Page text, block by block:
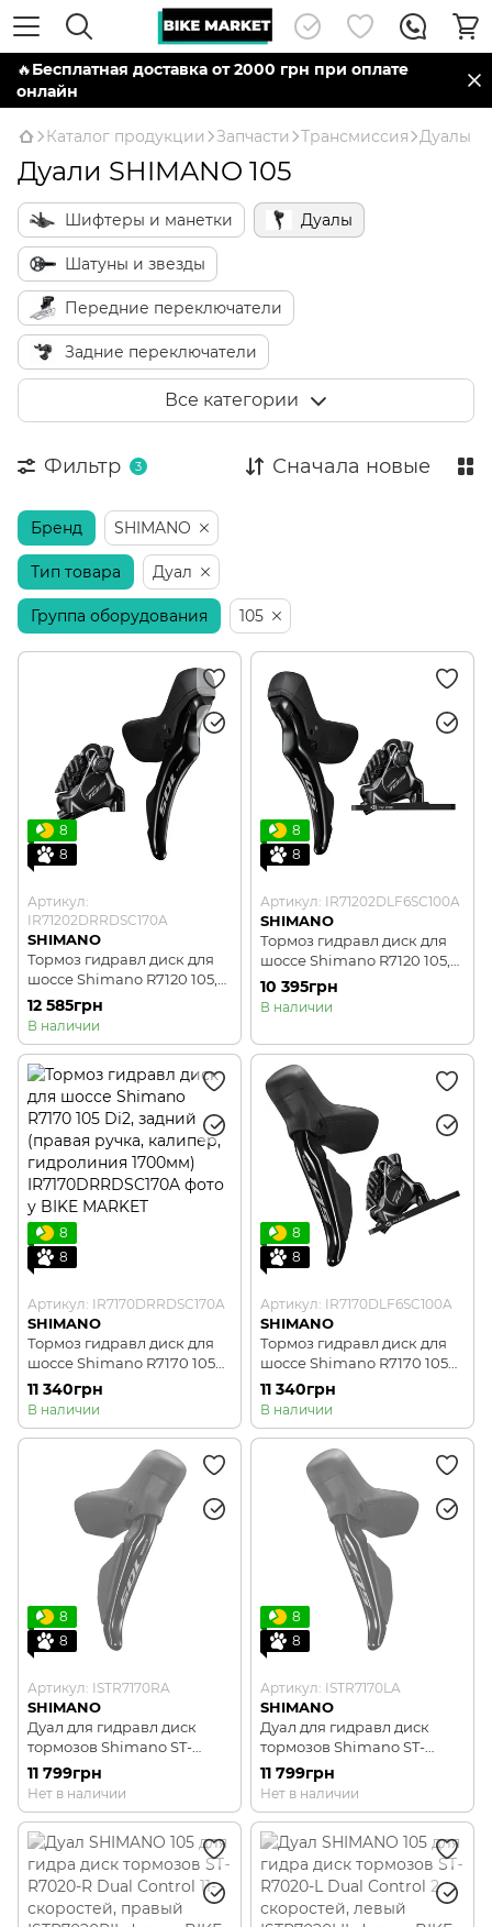
🔥Бесплатная доставка от 2000 грн при оплате
онлайн
Каталог продукции Запчасти Трансмиссия Дуалы
Дуали SHIMANO 105
Шифтеры и манетки Дуалы
Шатуны и звезды
Передние переключатели
Задние переключатели
Кассеты и трещотки Цепь
Тросы и рубашки переключения
Компоненты Di2 и AXS
Все категории
Фильтр 3 Сначала новые
Бренд SHIMANO
Тип товара Дуал
Группа оборудования 105
8
8
Артикул:
IR71202DRRDSC170A
SHIMANO
Тормоз гидравл диск для
шоссе Shimano R7120 105,
задний (правая ручка,
калипер, гидролиния
12 585грн
В наличии
8
8
Артикул: IR71202DLF6SC100A
SHIMANO
Тормоз гидравл диск для
шоссе Shimano R7120 105,
передний (левая ручка,
калипер, гидролиния
10 395грн
В наличии
8
8
Артикул: IR7170DRRDSC170A
SHIMANO
Тормоз гидравл диск для
шоссе Shimano R7170 105
Di2, задний (правая ручка,
калипер, гидролиния
11 340грн
В наличии
8
8
Артикул: IR7170DLF6SC100A
SHIMANO
Тормоз гидравл диск для
шоссе Shimano R7170 105
Di2, передний (левая
ручка, калипер,
11 340грн
В наличии
8
8
Артикул: ISTR7170RA
SHIMANO
Дуал для гидравл диск
тормозов Shimano ST-
R7170-R 105 Di2
беспроводной, 12-быстрый,
11 799грн
Нет в наличии
8
8
Артикул: ISTR7170LA
SHIMANO
Дуал для гидравл диск
тормозов Shimano ST-
R7170-L 105 Di2
беспроводной, 2-быстрый,
11 799грн
Нет в наличии